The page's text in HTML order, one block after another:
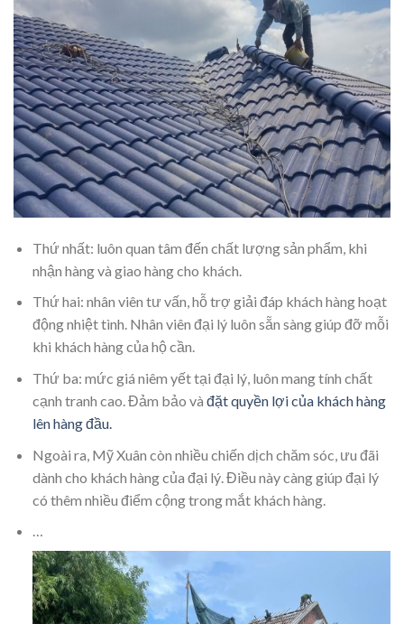
Thứ nhất: luôn quan tâm đến chất lượng sản phẩm, khi
nhận hàng và giao hàng cho khách.
Thứ hai: nhân viên tư vấn, hỗ trợ giải đáp khách hàng hoạt
động nhiệt tình. Nhân viên đại lý luôn sẵn sàng giúp đỡ mỗi
khi khách hàng của hộ cần.
Thứ ba: mức giá niêm yết tại đại lý, luôn mang tính chất
cạnh tranh cao. Đảm bảo và đặt quyền lợi của khách hàng
lên hàng đầu.
Ngoài ra, Mỹ Xuân còn nhiều chiến dịch chăm sóc, ưu đãi
dành cho khách hàng của đại lý. Điều này càng giúp đại lý
có thêm nhiều điểm cộng trong mắt khách hàng.
…